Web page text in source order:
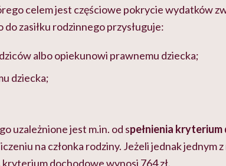
celem jest częściowe pokrycie wydatków
zasiłku rodzinnego przysługuje:
albo opiekunowi prawnemu dziecka;
dziecka;
uzależnione jest m.in. od spełnienia
na członka rodziny. Jeżeli jednak jednym
dochodowe wynosi 764 zł.